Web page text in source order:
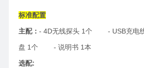
标准配置
主配： - 4D无线探头 1个 - USB充
盘 1个 - 说明书 1本
选配: